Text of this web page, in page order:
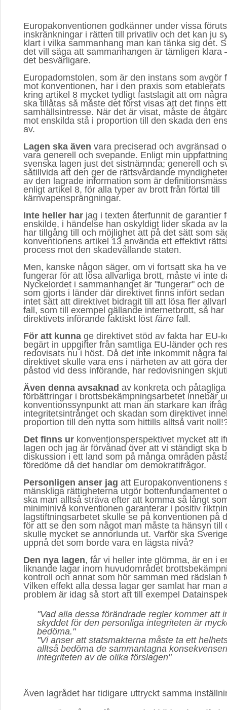
Europakonventionen godkänner under vissa
inskränkningar i rätten till privatliv och det kan ju
klart i vilka sammanhang man kan tänka sig det.
det vill säga att sammanhangen är tämligen klara
det besvärligare.
Europadomstolen, som är den instans som avgör
mot konventionen, har i den praxis som
kring artikel 8 mycket tydligt fastslagit att om
ska tillåtas så måste det först visas att det finns
samhällsintresse. När det är visat, måste de
mot enskilda stå i proportion till den skada den
av.
Lagen ska även vara preciserad och avgränsad
vara generell och svepande. Enligt min
svenska lagen just det sistnämnda; generell och
såtillvida att den ger de rättsvårdande
av den lagrade information som är
enligt artikel 8, för alla typer av brott från förtal till
kärnvapensprängningar.
Inte heller har jag i texten återfunnit de garantier
enskilde, i händelse han oskyldigt lider skada av
har tillgång till och möjlighet att på det sätt som
konventionens artikel 13 använda ett effektivt
process mot den skadevållande staten.
Men, kanske någon säger, om vi fortsatt ska ha
fungerar för att lösa allvarliga brott, måste vi inte
Nyckelordet i sammanhanget är "fungerar" och
som gjorts i länder där direktivet finns infört
intet sätt att direktivet bidragit till att lösa fler
fall, som till exempel gällande internetbrott, så har
direktivets införande faktiskt löst färre fall.
För att kunna ge direktivet stöd av fakta har EU-
begärt in uppgifter från samtliga EU-länder och
redovisats nu i höst. Då det inte inkommit några
direktivet skulle vara ens i närheten av att göra
påstod vid dess införande, har redovisningen
Även denna avsaknad av konkreta och
förbättringar i brottsbekämpningsarbetet innebär
konventionssynpunkt att man än starkare kan
integritetsintrånget och skadan som direktivet
proportion till den nytta som hittills alltså varit
Det finns ur konventionsperspektivet mycket att
lagen och jag är förvånad över att vi ständigt ska
diskussion i ett land som på många områden
föredöme då det handlar om demokratifrågor.
Personligen anser jag att Europakonventionens
mänskliga rättigheterna utgör bottenfundamentet
ska man alltså sträva efter att komma så långt
miniminivå konventionen garanterar i positiv
lagstiftningsarbetet skulle se på konventionen på
för att se den som något man måste ta hänsyn till
skulle mycket se annorlunda ut. Varför ska
uppnå det som borde vara en lägsta nivå?
Den nya lagen, får vi heller inte glömma, är en i
liknande lagar inom huvudområdet
kontroll och annat som hör samman med rädslan
Vilken effekt alla dessa lagar ger samlat har man
problem är idag så stort att till exempel
"Vad alla dessa förändrade regler kommer att
skyddet för den personliga integriteten är
bedöma."
"Vi anser att statsmakterna måste ta ett
alltså bedöma de sammantagna
integriteten av de olika förslagen"
Även lagrådet har tidigare uttryckt samma